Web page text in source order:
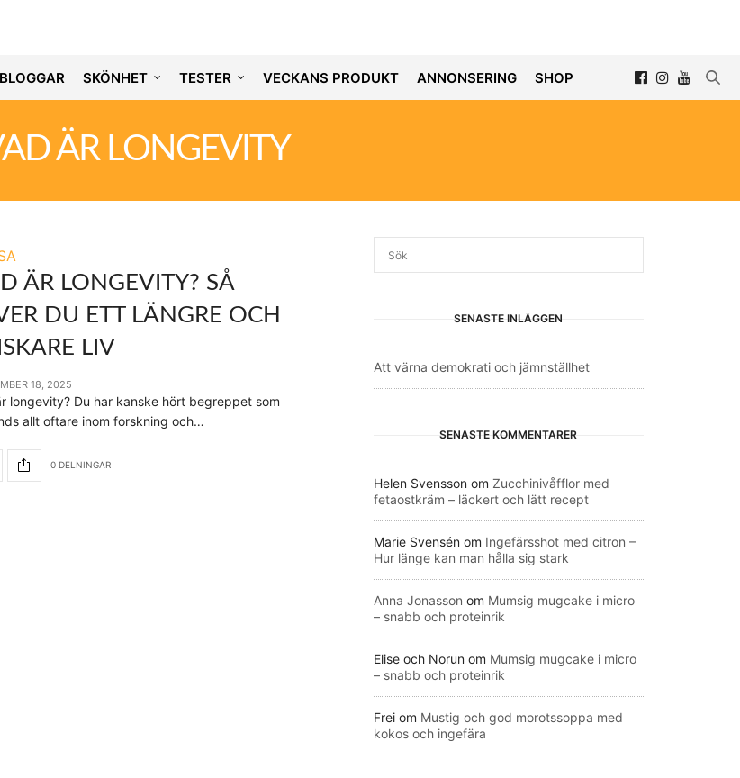
BLOGGAR SKÖNHET TESTER VECKANS PRODUKT ANNONSERING SHOP
ÄR LONGEVITY
ÄR LONGEVITY? SÅ
DU ETT LÄNGRE OCH
LIV
18, 2025
longevity? Du har kanske hört begreppet som
allt oftare inom forskning och…
0 DELNINGAR
SENASTE INLÄGGEN
Att värna demokrati och jämnställhet
SENASTE KOMMENTARER
Helen Svensson om Zucchinivåfflor med
fetaostkräm – läckert och lätt recept
Marie Svensén om Ingefärsshot med citron –
Hur länge kan man hålla sig stark
Anna Jonasson om Mumsig mugcake i micro
– snabb och proteinrik
Elise och Norun om Mumsig mugcake i micro
– snabb och proteinrik
Frei om Mustig och god morotssoppa med
kokos och ingefära